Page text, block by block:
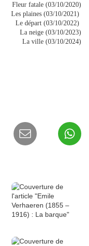
Fleur fatale (03/10/2020)
Les plaines (03/10/2021)
Le départ (03/10/2022)
La neige (03/10/2023)
La ville (03/10/2024)